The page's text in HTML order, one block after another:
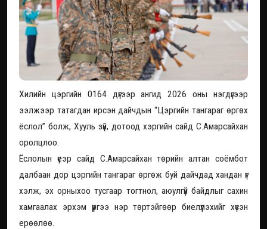
Хилийн цэргийн 0164 дүгээр ангид 2026 оны нэгдүгээр
ээлжээр татагдан ирсэн дайчдын “Цэргийн тангараг өргөх
ёслол” болж, Хууль зүй, дотоод хэргийн сайд С.Амарсайхан
оролцлоо.
Ёслолын үеэр сайд С.Амарсайхан төрийн алтан соёмбот
далбаан дор цэргийн тангараг өргөж буй дайчдад хандан үг
хэлж, эх орныхоо тусгаар тогтнол, аюулгүй байдлыг сахин
хамгаалах эрхэм үүргээ нэр төртэйгөөр биелүүлэхийг хүсэн
ерөөлөө.